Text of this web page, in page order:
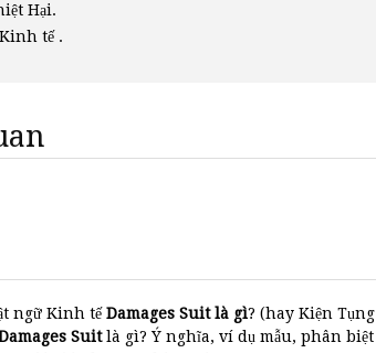
Hại.
tế .
ngữ Kinh tếDamages Suit là gì? (hay Kiện Tụng
Suitlà gì? Ý nghĩa, ví dụ mẫu, phân biệt